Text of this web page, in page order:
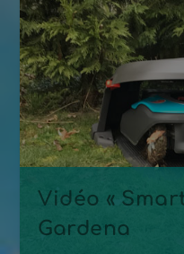
Le Premier
est né à la
Vidéo «
Gardena